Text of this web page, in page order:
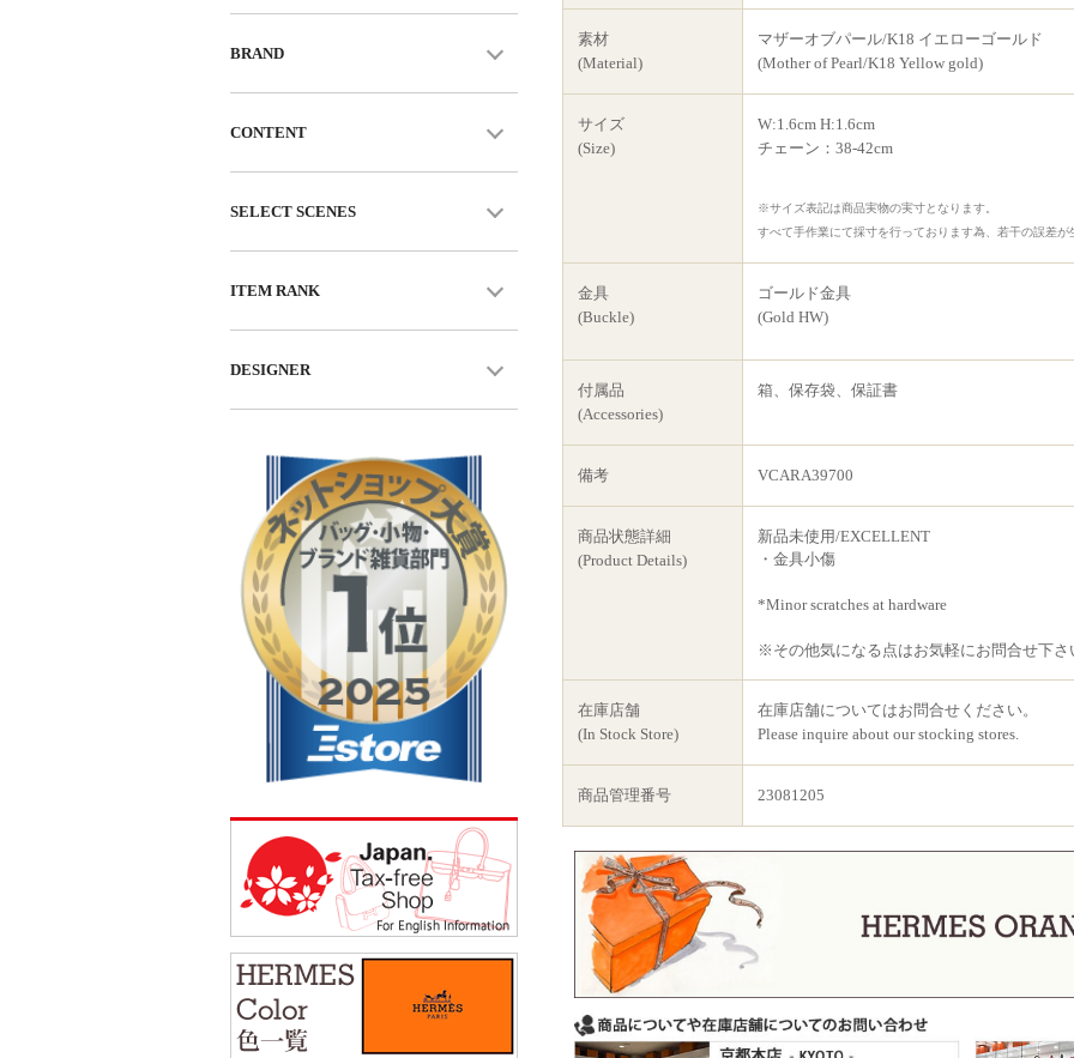
素材
(Material)
マザーオブパール/K18 イエローゴールド
(Mother of Pearl/K18 Yellow gold)
サイズ
(Size)
W:1.6cm H:1.6cm
チェーン：38-42cm
※サイズ表記は商品実物の実寸となります。
すべて手作業にて採寸を行っております為、若干の誤差
金具
(Buckle)
ゴールド金具
(Gold HW)
付属品
(Accessories)
箱、保存袋、保証書
備考 VCARA39700
商品状態詳細
(Product Details)
新品未使用/EXCELLENT
・金具小傷
*Minor scratches at hardware
※その他気になる点はお気軽にお問合せ下さ
在庫店舗
(In Stock Store)
在庫店舗についてはお問合せください。
Please inquire about our stocking stores.
商品管理番号 23081205
BRAND
CONTENT
SELECT SCENES
ITEM RANK
DESIGNER